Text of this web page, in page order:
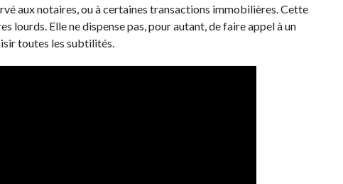
aux notaires, ou à certaines transactions immobilières. Cette
lourds. Elle ne dispense pas, pour autant, de faire appel à un
toutes les subtilités.